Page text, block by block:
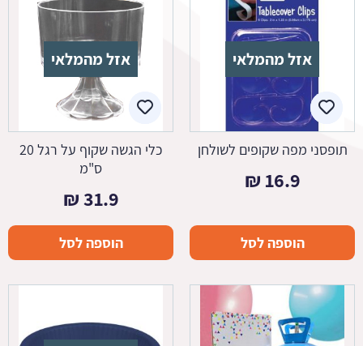
אזל מהמלאי
תופסני מפה שקופים לשולחן
16.9
₪
הוספה לסל
אזל מהמלאי
כלי הגשה שקוף על רגל 20
ס"מ
31.9
₪
הוספה לסל